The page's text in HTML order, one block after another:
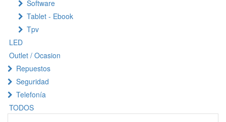
Software
Tablet - Ebook
Tpv
LED
Outlet / Ocasion
Repuestos
Seguridad
Telefonía
TODOS